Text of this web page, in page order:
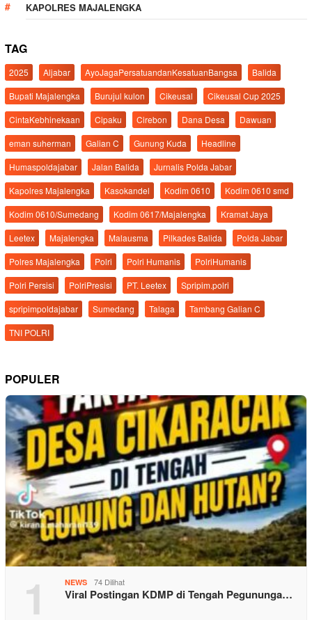
KAPOLRES MAJALENGKA
TAG
2025 Aljabar AyoJagaPersatuandanKesatuanBangsa
Balida
Bupati Majalengka
Burujul kulon Cikeusal
Cikeusal Cup 2025
CintaKebhinekaan
Cipaku Cirebon Dana Desa
Dawuan
eman suherman
Galian C Gunung Kuda
Headline
Humaspoldajabar
Jalan Balida
Jurnalis Polda Jabar
Kapolres Majalengka
Kasokandel Kodim 0610
Kodim 0610 smd
Kodim 0610/Sumedang
Kodim 0617/Majalengka
Kramat Jaya
Leetex
Majalengka Malausma Pilkades Balida
Polda Jabar
Polres Majalengka
Polri Polri Humanis
PolriHumanis
Polri Persisi
PolriPresisi PT. Leetex
Spripim.polri
spripimpoldajabar
Sumedang Talaga
Tambang Galian C
TNI POLRI
POPULER
1 NEWS 74 Dilihat
Viral Postingan KDMP di Tengah Pegununga…